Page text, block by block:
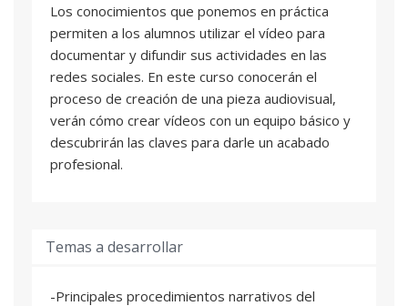
Los conocimientos que ponemos en práctica
permiten a los alumnos utilizar el vídeo para
documentar y difundir sus actividades en las
redes sociales. En este curso conocerán el
proceso de creación de una pieza audiovisual,
verán cómo crear vídeos con un equipo básico y
descubrirán las claves para darle un acabado
profesional.
Temas a desarrollar
-Principales procedimientos narrativos del